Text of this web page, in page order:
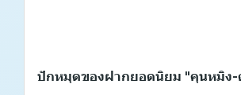
ปักหมุดของฝากยอดนิยม "คุนหมิง-